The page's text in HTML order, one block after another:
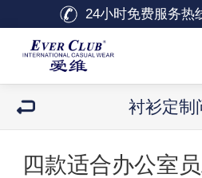
24小时免费服务热
衬衫定制
四款适合办公室